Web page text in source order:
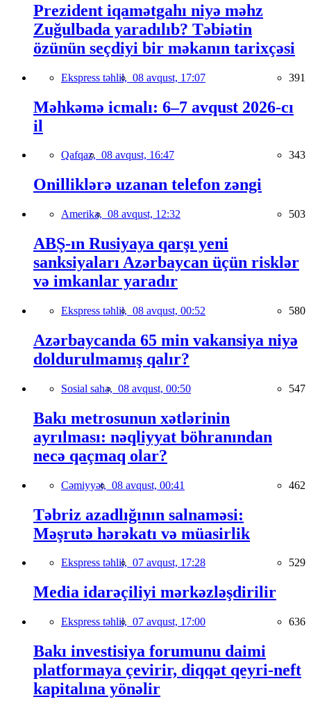
Prezident iqamətgahı niyə məhz
Zuğulbada yaradılıb? Təbiətin
özünün seçdiyi bir məkanın tarixçəsi
Ekspress təhlil, 08 avqust, 17:07 391
Məhkəmə icmalı: 6–7 avqust 2026-cı
il
Qafqaz, 08 avqust, 16:47 343
Onilliklərə uzanan telefon zəngi
Amerika, 08 avqust, 12:32 503
ABŞ-ın Rusiyaya qarşı yeni
sanksiyaları Azərbaycan üçün risklər
və imkanlar yaradır
Ekspress təhlil, 08 avqust, 00:52 580
Azərbaycanda 65 min vakansiya niyə
doldurulmamış qalır?
Sosial sahə, 08 avqust, 00:50 547
Bakı metrosunun xətlərinin
ayrılması: nəqliyyat böhranından
necə qaçmaq olar?
Cəmiyyət, 08 avqust, 00:41 462
Təbriz azadlığının salnaməsi:
Məşrutə hərəkatı və müasirlik
Ekspress təhlil, 07 avqust, 17:28 529
Media idarəçiliyi mərkəzləşdirilir
Ekspress təhlil, 07 avqust, 17:00 636
Bakı investisiya forumunu daimi
platformaya çevirir, diqqət qeyri-neft
kapitalına yönəlir